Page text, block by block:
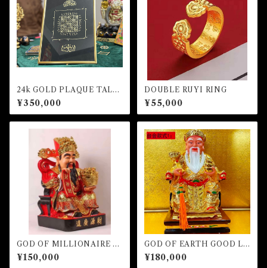
24k GOLD PLAQUE TALIS
MAN FOR HONOR AND R
ICHES
¥350,000
DOUBLE RUYI RING
¥55,000
GOD OF MILLIONAIRE -R
ed ver.-
¥150,000
GOD OF EARTH GOOD LU
CK MILLIONAIRE
¥180,000